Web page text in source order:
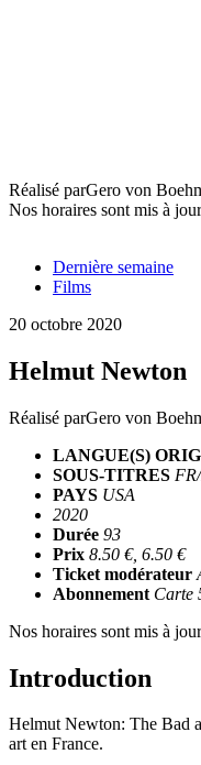
Réalisé parGero von
Nos horaires sont mis à
Dernière semaine
Films
20 octobre 2020
Helmut Newton
Réalisé parGero von
LANGUE(S)
SOUS-TITRES
PAYS USA
2020
Durée 93
Prix 8.50 €, 6.50 €
Ticket modérateur
Abonnement Carte
Nos horaires sont mis à
Introduction
Helmut Newton: The Bad
art en France.